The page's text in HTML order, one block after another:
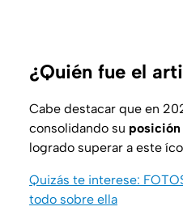
¿Quién fue el
Cabe destacar que en
consolidando su
logrado superar a este
Quizás te interese:
todo sobre ella